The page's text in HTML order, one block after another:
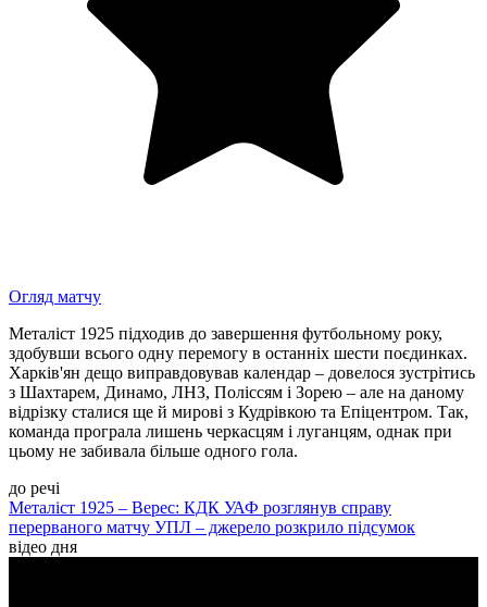
Огляд матчу
Металіст 1925 підходив до завершення футбольному року,
здобувши всього одну перемогу в останніх шести поєдинках.
Харків'ян дещо виправдовував календар – довелося зустрітись
з Шахтарем, Динамо, ЛНЗ, Поліссям і Зорею – але на даному
відрізку сталися ще й мирові з Кудрівкою та Епіцентром. Так,
команда програла лишень черкасцям і луганцям, однак при
цьому не забивала більше одного гола.
до речі
Металіст 1925 – Верес: КДК УАФ розглянув справу
перерваного матчу УПЛ – джерело розкрило підсумок
відео дня